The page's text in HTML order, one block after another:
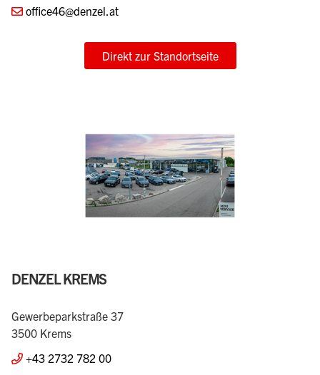
office46@denzel.at
Direkt zur Standortseite
DENZEL KREMS
Gewerbeparkstraße 37
3500 Krems
+43 2732 782 00